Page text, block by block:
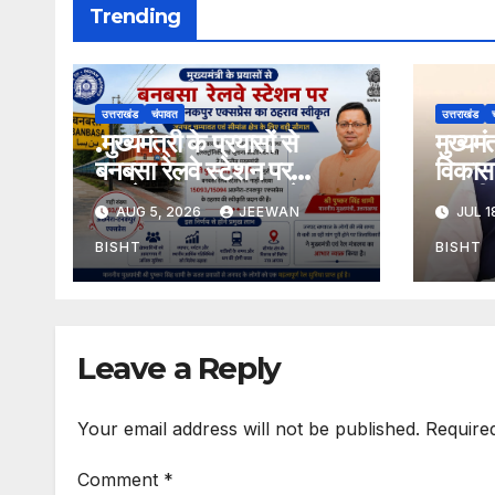
Trending
उत्तराखंड चंपावत
.मुख्यमंत्री के प्रयासों से
बनबसा रेलवे स्टेशन पर
अछनेरा-टनकपुर एक्सप्रेस का
ठहराव हुआ स्वीकृत
AUG 5, 2026 JEEWAN
BISHT
उत्तराखंड
मार्ग
JUL
BISHT
Leave a Reply
Your email address will not be published.
Comment *